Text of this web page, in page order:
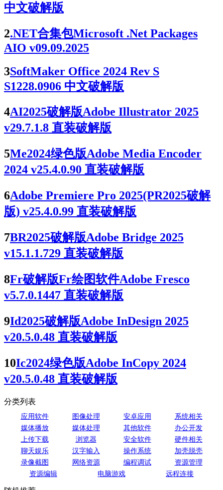
中文破解版
2.NET合集包Microsoft .Net Packages
AIO v09.09.2025
3SoftMaker Office 2024 Rev S
S1228.0906 中文破解版
4AI2025破解版Adobe Illustrator 2025
v29.7.1.8 直装破解版
5Me2024绿色版Adobe Media Encoder
2024 v25.4.0.90 直装破解版
6Adobe Premiere Pro 2025(PR2025破解
版) v25.4.0.99 直装破解版
7BR2025破解版Adobe Bridge 2025
v15.1.1.729 直装破解版
8Fr破解版Fr绘图软件Adobe Fresco
v5.7.0.1447 直装破解版
9Id2025破解版Adobe InDesign 2025
v20.5.0.48 直装破解版
10Ic2024绿色版Adobe InCopy 2024
v20.5.0.48 直装破解版
分类列表
应用软件 图像处理 安卓应用
系统相关
媒体播放
媒体处理 其他软件
办公开发
上传下载
浏览器 安全软件
硬件相关
聊天娱乐
汉字输入 操作系统
加壳脱壳
录像截图
网络资源 编程调试
资源管理
资源编辑
电脑游戏 远程连接